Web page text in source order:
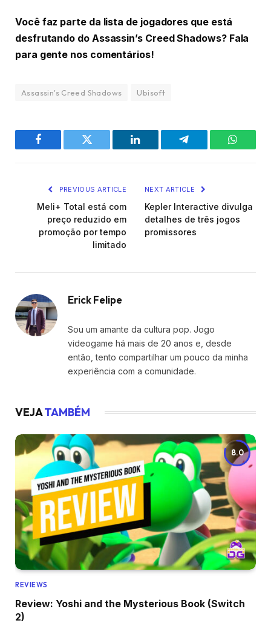
Você faz parte da lista de jogadores que está
desfrutando do Assassin’s Creed Shadows? Fala
para gente nos comentários!
Assassin's Creed Shadows Ubisoft
Facebook Twitter LinkedIn Telegram
PREVIOUS ARTICLE
Meli+ Total está com
preço reduzido em
promoção por tempo
limitado
NEXT ARTICLE
Kepler Interactive divulga
detalhes de três jogos
promissores
Erick Felipe
Sou um amante da cultura pop. Jogo
videogame há mais de 20 anos e, desde
então, tento compartilhar um pouco da minha
experiência com a comunidade.
VEJATAMBÉM
8.0
REVIEWS
Review: Yoshi and the Mysterious Book (Switch
2)